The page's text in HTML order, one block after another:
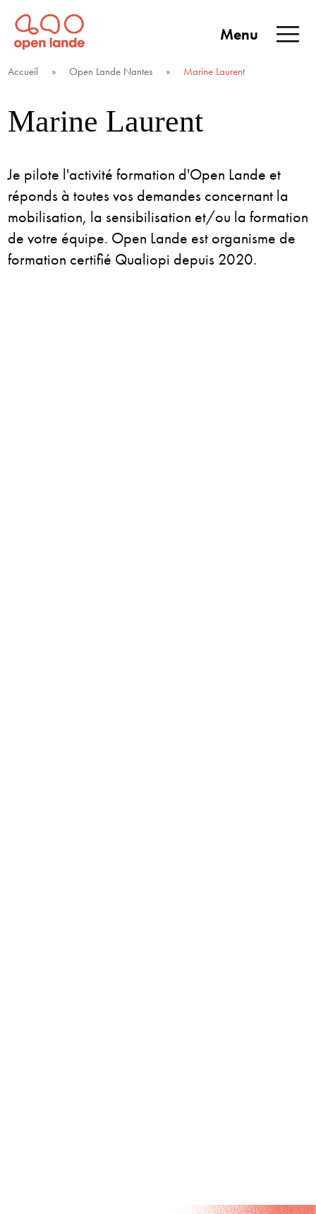
Aller
directement
au
contenu
TERRITOIRES
Open Lande
Entreprises & territoires
Menu
Accueil » Open Lande Nantes » Marine Laurent
Marine Laurent
Je pilote l'activité formation d'Open Lande et
réponds à toutes vos demandes concernant la
mobilisation, la sensibilisation et/ou la formation
de votre équipe. Open Lande est organisme de
formation certifié Qualiopi depuis 2020.